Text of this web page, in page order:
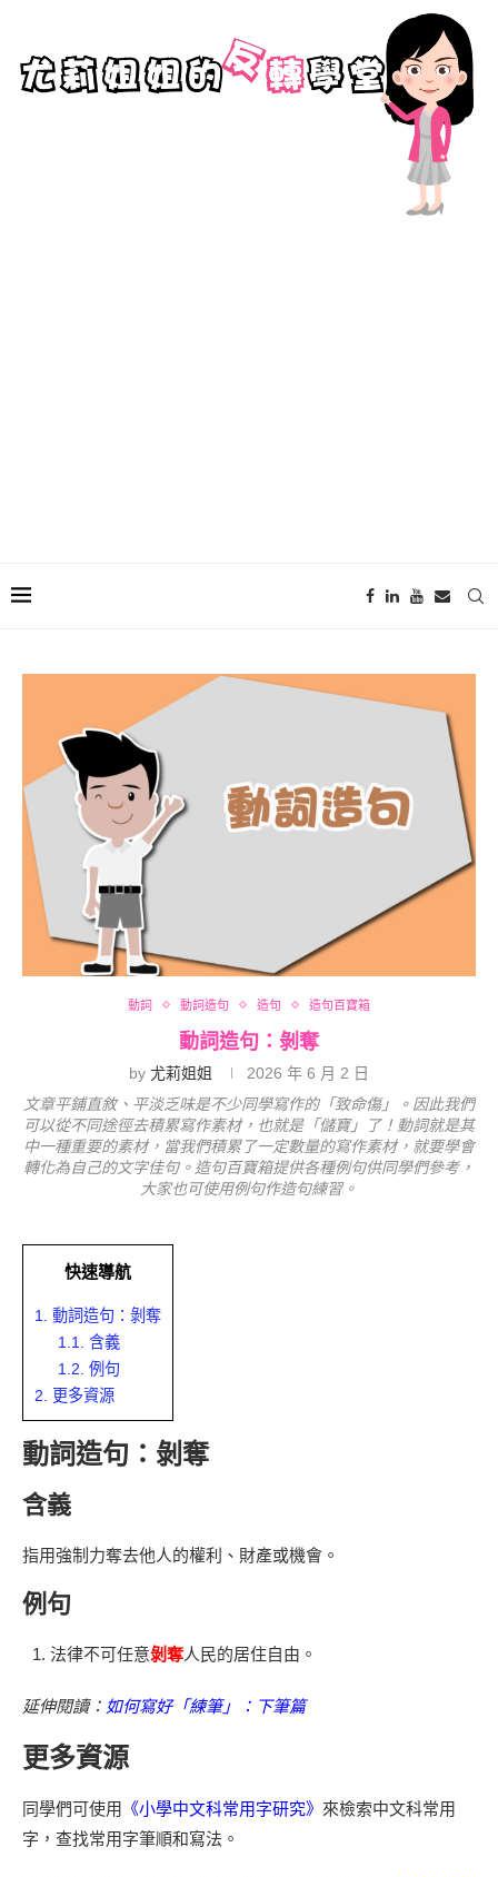
動詞 動詞造句 造句 造句百寶箱
動詞造句：剝奪
by 尤莉姐姐
2026 年 6 月 2 日
文章平鋪直敘、平淡乏味是不少同學寫作的「致命傷」。因此我們
可以從不同途徑去積累寫作素材，也就是「儲寶」了！動詞就是其
中一種重要的素材，當我們積累了一定數量的寫作素材，就要學會
轉化為自己的文字佳句。造句百寶箱提供各種例句供同學們參考，
大家也可使用例句作造句練習。
快速導航
1.
動詞造句：剝奪
1.1.
含義
1.2. 例句
2.
更多資源
動詞造句：剝奪
含義
指用強制力奪去他人的權利、財產或機會。
例句
法律不可任意剝奪人民的居住自由。
延伸閱讀： 如何寫好「練筆」：下筆篇
更多資源
同學們可使用 《小學中文科常用字研究》 來檢索中文科常用
字，查找常用字筆順和寫法。